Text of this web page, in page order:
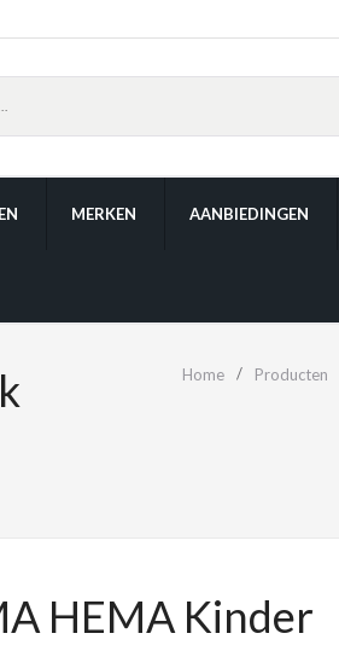
MERKEN AANBIEDINGEN
Home Producten
HEMA Kinder